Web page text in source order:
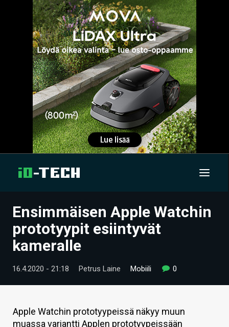
UUTISET
ARTIKKELIT
VIDEOT
TECHBBS
TIETOA
Ensimmäisen Apple Watchin
prototyypit esiintyvät
kameralle
16.4.2020 - 21:18 Petrus Laine Mobiili 0
Apple Watchin prototyypeissä näkyy muun
muassa variantti Applen prototyypeissään